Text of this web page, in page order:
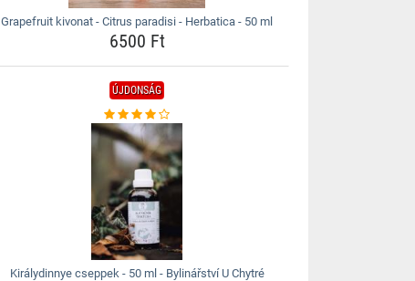
Grapefruit kivonat - Citrus paradisi - Herbatica - 50 ml
6500 Ft
ÚJDONSÁG
Királydinnye cseppek - 50 ml - Bylinářství U Chytré